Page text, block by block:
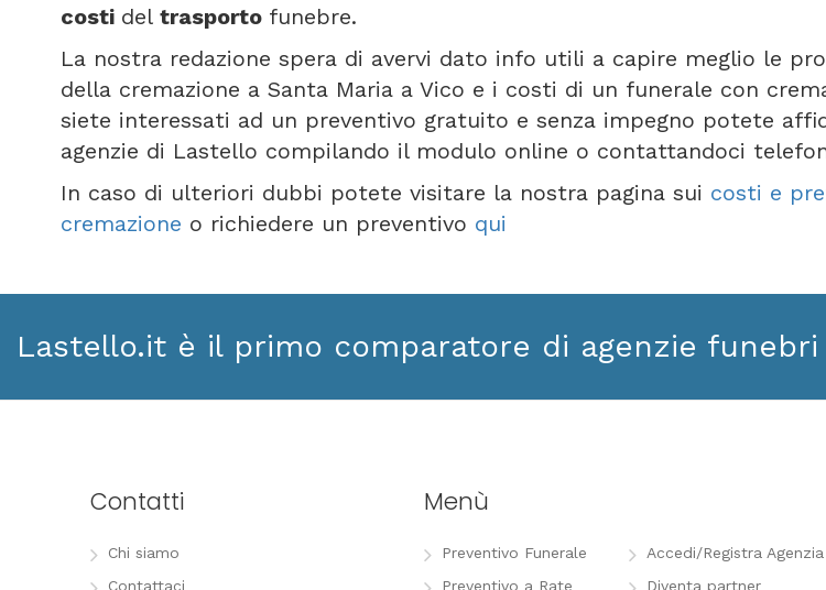
costi del trasporto funebre.
La nostra redazione spera di avervi dato info utili a capire meglio le
della cremazione a Santa Maria a Vico e i costi di un funerale con
siete interessati ad un preventivo gratuito e senza impegno potete
agenzie di Lastello compilando il modulo online o contattandoci
In caso di ulteriori dubbi potete visitare la nostra pagina sui costi e
cremazione o richiedere un preventivo qui
Lastello.it è il primo comparatore di agenzie
Contatti
Chi siamo
Contattaci
Menù
Preventivo Funerale
Preventivo a Rate
Accedi/Registra Agenzia
Diventa partner